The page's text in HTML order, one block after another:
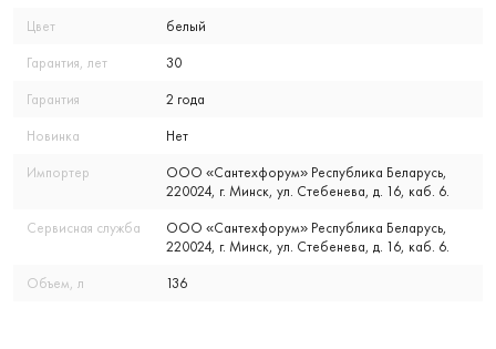
Цвет белый
Гарантия, лет 30
Гарантия 2 года
Новинка Нет
Импортер
ООО «Сантехфорум» Республика Беларусь,
220024, г. Минск, ул. Стебенева, д. 16, каб. 6.
Сервисная служба
ООО «Сантехфорум» Республика Беларусь,
220024, г. Минск, ул. Стебенева, д. 16, каб. 6.
Объем, л 136